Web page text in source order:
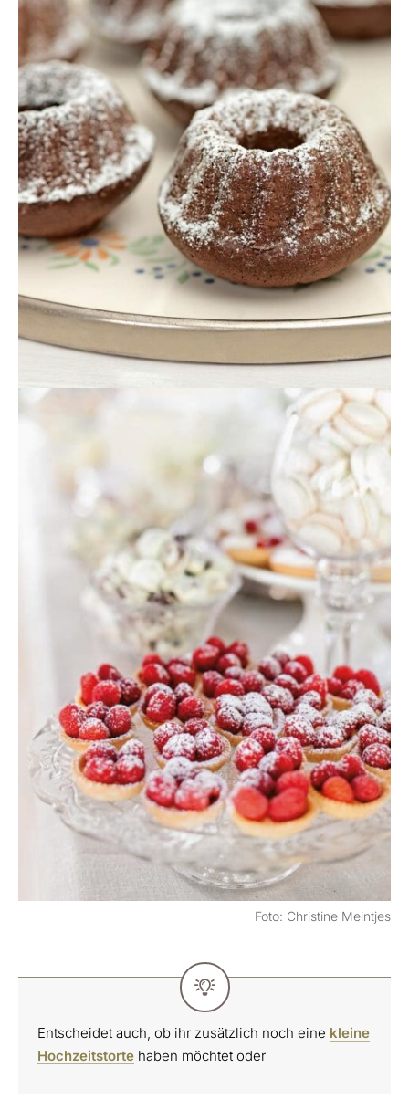
Foto: Christine Meintjes
Entscheidet auch, ob ihr zusätzlich noch eine kleine
Hochzeitstorte haben möchtet oder